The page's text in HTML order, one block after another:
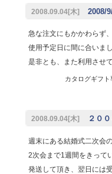
2008.09.04[木] 2008/
急な注文にもかかわらず
使用予定日に間に合いまし
是非とも、また利用させ
カタログギフ
2008.09.04[木] ２０
週末にある結婚式二次会
2次会まで1週間をきって
発送して頂き、翌日には